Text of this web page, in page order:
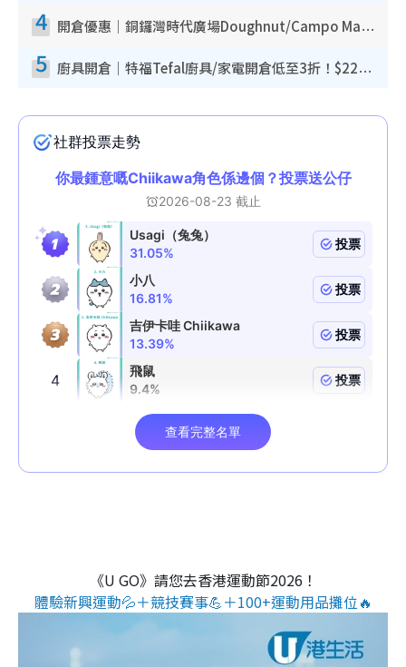
4 開倉優惠｜銅鑼灣時代廣場Doughnut/Campo Marzio開倉低至1折！背囊、書包、手袋劈價$200起
5 廚具開倉｜特福Tefal廚具/家電開倉低至3折！$220起買平底鍋/炒鑊/湯煲！電飯煲/吸塵機/燙斗$418起
《U GO》請您去香港運動節2026！
體驗新興運動💦＋競技賽事💪＋100+運動用品攤位🔥